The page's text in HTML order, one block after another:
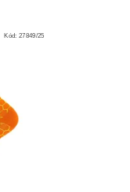
Kód:27849/25